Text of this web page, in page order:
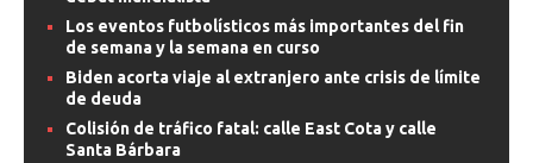
Los eventos futbolísticos más importantes del fin
de semana y la semana en curso
Biden acorta viaje al extranjero ante crisis de límite
de deuda
Colisión de tráfico fatal: calle East Cota y calle
Santa Bárbara